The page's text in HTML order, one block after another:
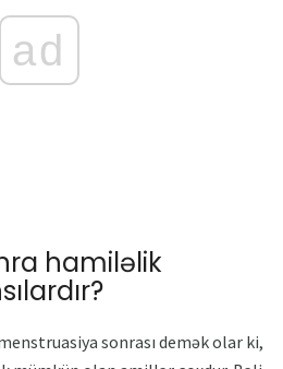
ad
hamiləlik
sonrası demək olar ki,